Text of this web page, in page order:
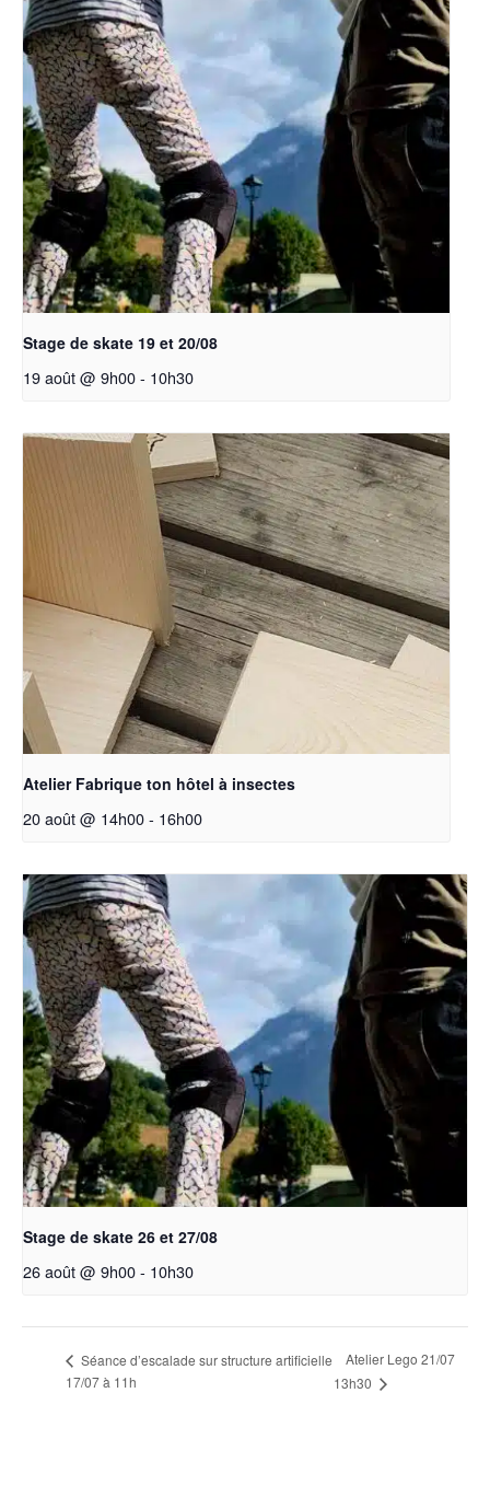
Stage de skate 19 et 20/08
19 août @ 9h00- 10h30
Atelier Fabrique ton hôtel à insectes
20 août @ 14h00- 16h00
Stage de skate 26 et 27/08
26 août @ 9h00- 10h30
Séance d’escalade sur structure artificielle
17/07 à 11h
Atelier Lego 21/07
13h30